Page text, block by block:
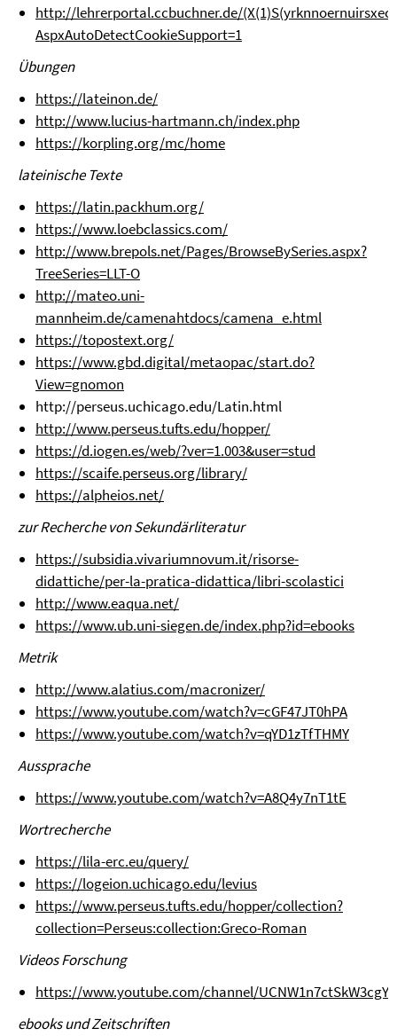
http://lehrerportal.ccbuchner.de/
AspxAutoDetectCookieSupport=1
Übungen
https://lateinon.de/
http://www.lucius-hartmann.ch/index.php
https://korpling.org/mc/home
lateinische Texte
https://latin.packhum.org/
https://www.loebclassics.com/
http://www.brepols.net/Pages/BrowseBySeries.aspx?
TreeSeries=LLT-O
http://mateo.uni-
mannheim.de/camenahtdocs/camena_e.html
https://topostext.org/
https://www.gbd.digital/metaopac/start.do?
View=gnomon
http://perseus.uchicago.edu/Latin.html
http://www.perseus.tufts.edu/hopper/
https://d.iogen.es/web/?ver=1.003&user=stud
https://scaife.perseus.org/library/
https://alpheios.net/
zur Recherche von Sekundärliteratur
https://subsidia.vivariumnovum.it/risorse-
didattiche/per-la-pratica-didattica/libri-scolastici
http://www.eaqua.net/
https://www.ub.uni-siegen.de/index.php?id=ebooks
Metrik
http://www.alatius.com/macronizer/
https://www.youtube.com/watch?v=cGF47JT0hPA
https://www.youtube.com/watch?v=qYD1zTfTHMY
Aussprache
https://www.youtube.com/watch?v=A8Q4y7nT1tE
Wortrecherche
https://lila-erc.eu/query/
https://logeion.uchicago.edu/levius
https://www.perseus.tufts.edu/hopper/collection?
collection=Perseus:collection:Greco-Roman
Videos Forschung
https://www.youtube.com/channel/
ebooks und Zeitschriften